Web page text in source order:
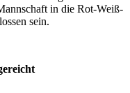
in die Rot-Weiß-
sein.